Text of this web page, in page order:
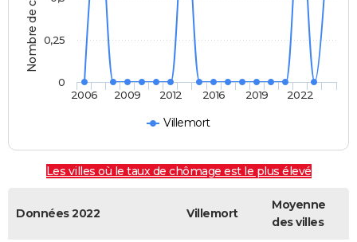
Villemort
2006 2009 2012 2016 2019 2022
0
0,25
Les villes où le taux de chômage est le plus élevé
Données 2022 Villemort
Moyenne
des villes